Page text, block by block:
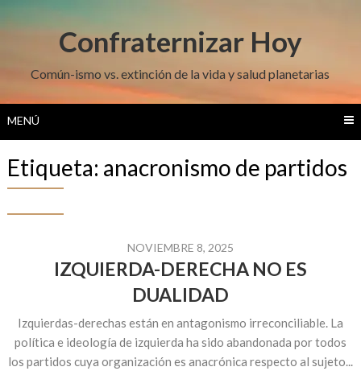
Confraternizar Hoy
Común-ismo vs. extinción de la vida y salud planetarias
MENÚ
Etiqueta: anacronismo de partidos
NOVIEMBRE 8, 2025
IZQUIERDA-DERECHA NO ES
DUALIDAD
Izquierdas-derechas están en antagonismo irreconciliable. La
política e ideología de izquierda ha sido abandonada por todos
los partidos cuya organización es anacrónica respecto al sujeto...